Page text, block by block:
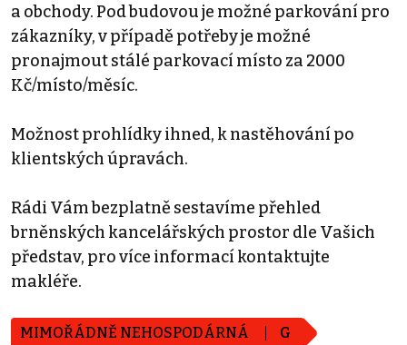
a obchody. Pod budovou je možné parkování pro
zákazníky, v případě potřeby je možné
pronajmout stálé parkovací místo za 2000
Kč/místo/měsíc.
Možnost prohlídky ihned, k nastěhování po
klientských úpravách.
Rádi Vám bezplatně sestavíme přehled
brněnských kancelářských prostor dle Vašich
představ, pro více informací kontaktujte
makléře.
MIMOŘÁDNĚ NEHOSPODÁRNÁ G